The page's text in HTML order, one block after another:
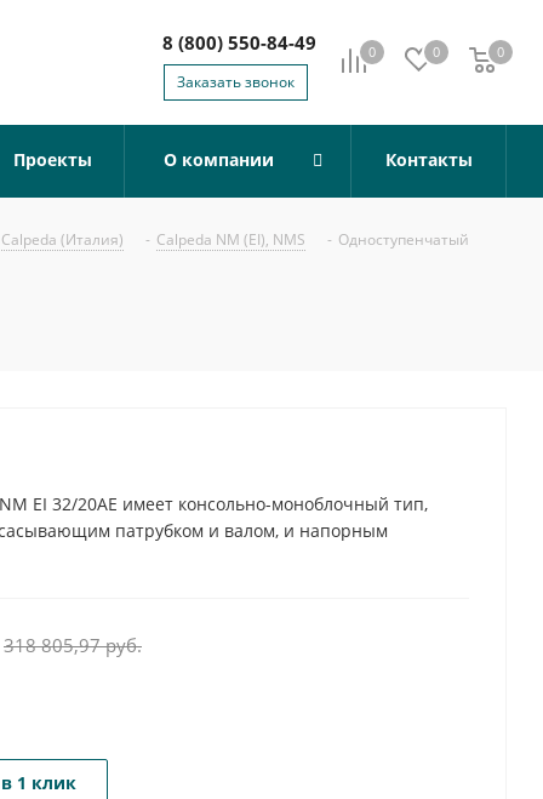
0 0 0
0
8 (800) 550-84-49
Заказать звонок
Проекты О компании Контакты
(Италия) - Calpeda NM (EI), NMS - Одноступенчатый
EI 32/20AE имеет консольно-моноблочный тип,
патрубком и валом, и напорным
318 805,97руб.
1 клик